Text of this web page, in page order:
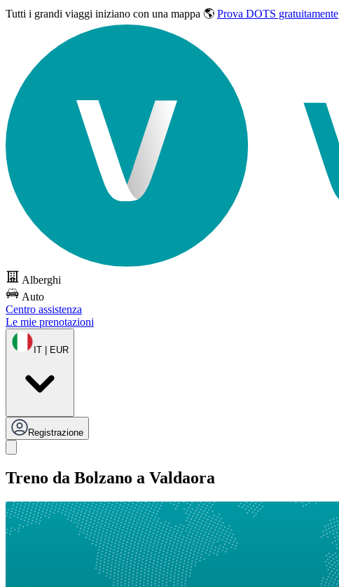
Tutti i grandi viaggi iniziano con una mappa 🌎 Prova DOTS gratuitamente
Alberghi
Auto
Centro assistenza
Le mie prenotazioni
IT | EUR
Registrazione
Treno da Bolzano a Valdaora